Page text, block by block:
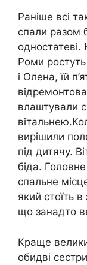
Раніше всі
спали разом
одностатеві.
Роми ростуть
і Олена, їй
влаштували
вирішили
під дитячу.
біда.
спальне
який стоїть
що занадто
Краще
обидві